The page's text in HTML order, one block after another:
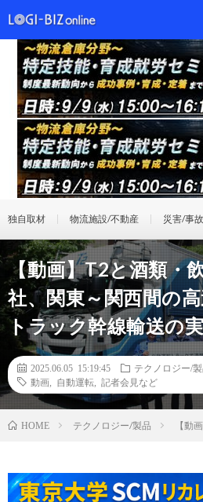
独自取材 物流施設/不動産 災害/事
【動画】T2と酒類・
社、関東～関西間の
トラック幹線輸送の
2025.06.05 15:19:45
テクノロジー/製
動画
自動運転 記者会見など
HOME テクノロジー/製品 【動